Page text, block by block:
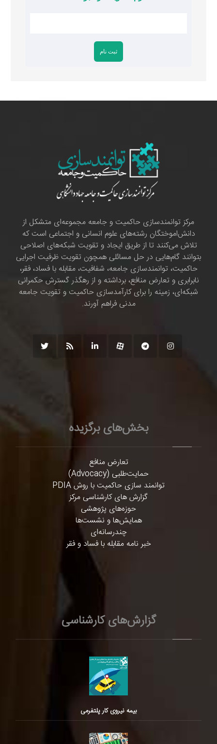
مرکز توانمندسازی حاکمیت و جامعه مجموعه‌ای متشکل از
دانش‌اموختگان رشته‌های علوم انسانی و اجتماعی است که
تلاش می‌کنند تا از طریق ایجاد و تقویت شبکه‌های اصلاحی
بتوانند گام‌هایی در حل مسائلی همچون تقویت ظرفیت اجرایی
حاکمیت، توانمندسازی جامعه، شفافیت، مقابله با فساد، فقر،
نابرابری و تعارض منافع، برداشته و از رهگذر گسترش حکمرانی
شبکه‌ای، زمینه را برای کارآمدسازی حاکمیت و تقویت جامعه
مدنی فراهم آورند.
بخش‌های برگزیده
تعارض منافع
حمایت‌طلبی (Advocacy)
توانمند سازی حاکمیت با روش PDIA
گزارش های کارشناسی مرکز
حوزه‌های پژوهشی
همایش‌ها و نشست‌ها
چندرسانه‌ای
خبر نامه مقابله با فساد و فقر
گزارش‌های کارشناسی
بیمه نیروی کار پلتفرمی